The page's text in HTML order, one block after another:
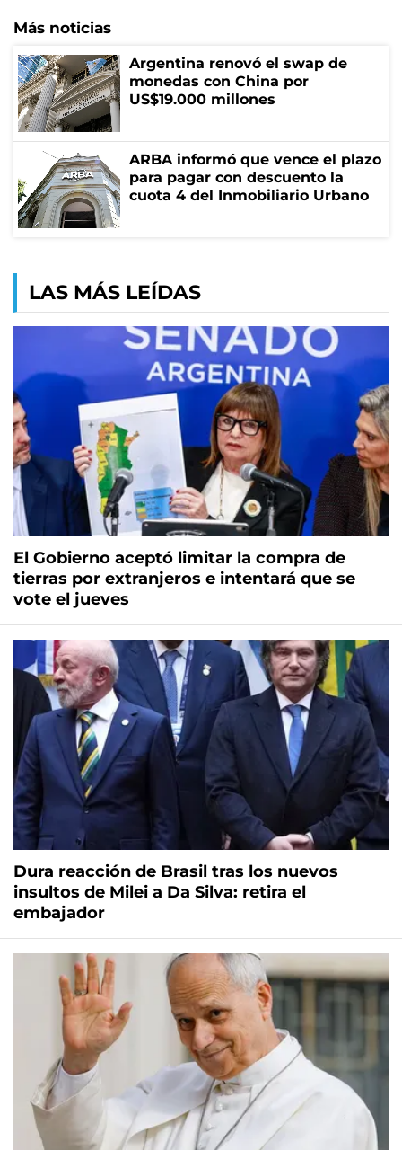
Más noticias
Argentina renovó el swap de
monedas con China por
US$19.000 millones
ARBA informó que vence el plazo
para pagar con descuento la
cuota 4 del Inmobiliario Urbano
LAS MÁS LEÍDAS
El Gobierno aceptó limitar la compra de
tierras por extranjeros e intentará que se
vote el jueves
Dura reacción de Brasil tras los nuevos
insultos de Milei a Da Silva: retira el
embajador